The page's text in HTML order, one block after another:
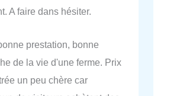
A faire dans hésiter.
prestation, bonne
de la vie d'une ferme. Prix
un peu chère car